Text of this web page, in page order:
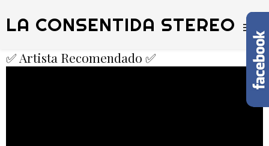
LA CONSENTIDA STEREO
✅ Artista Recomendado ✅